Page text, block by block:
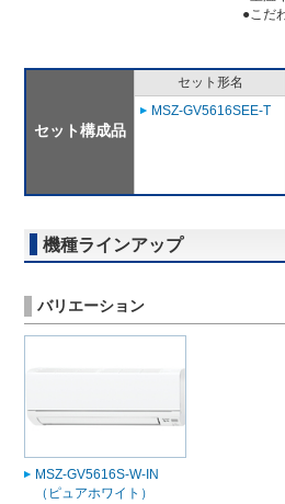
●こだ
セット構成品
セット形名
MSZ-GV5616SEE-T
機種ラインアップ
バリエーション
MSZ-GV5616S-W-IN
（ピュアホワイト）